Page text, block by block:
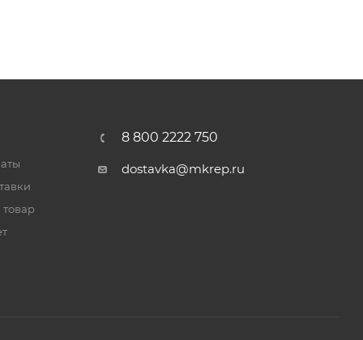
товар
8 800 2222 750
dostavka@mkrep.ru